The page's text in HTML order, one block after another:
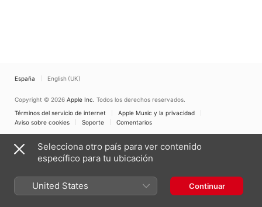
España English (UK)
Copyright © 2026 Apple Inc. Todos los derechos reservados.
Términos del servicio de internet
Apple Music y la privacidad
Aviso sobre cookies
Soporte Comentarios
Selecciona otro país para ver contenido
específico para tu ubicación
United States Continuar